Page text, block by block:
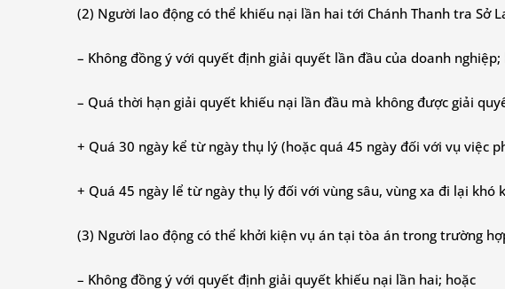
(2) Người lao động có thể khiếu nại lần hai tới Chánh Thanh tra Sở
– Không đồng ý với quyết định giải quyết lần đầu của doanh nghiệp;
– Quá thời hạn giải quyết khiếu nại lần đầu mà không được giải
+ Quá 30 ngày kể từ ngày thụ lý (hoặc quá 45 ngày đối với vụ việc
+ Quá 45 ngày lể từ ngày thụ lý đối với vùng sâu, vùng xa đi lại khó
(3) Người lao động có thể khởi kiện vụ án tại tòa án trong trường
– Không đồng ý với quyết định giải quyết khiếu nại lần hai; hoặc